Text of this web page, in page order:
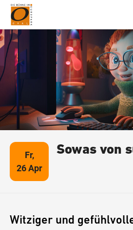
Wegbeschreibung
Fr,
26 Apr
Sowas von
Witziger und